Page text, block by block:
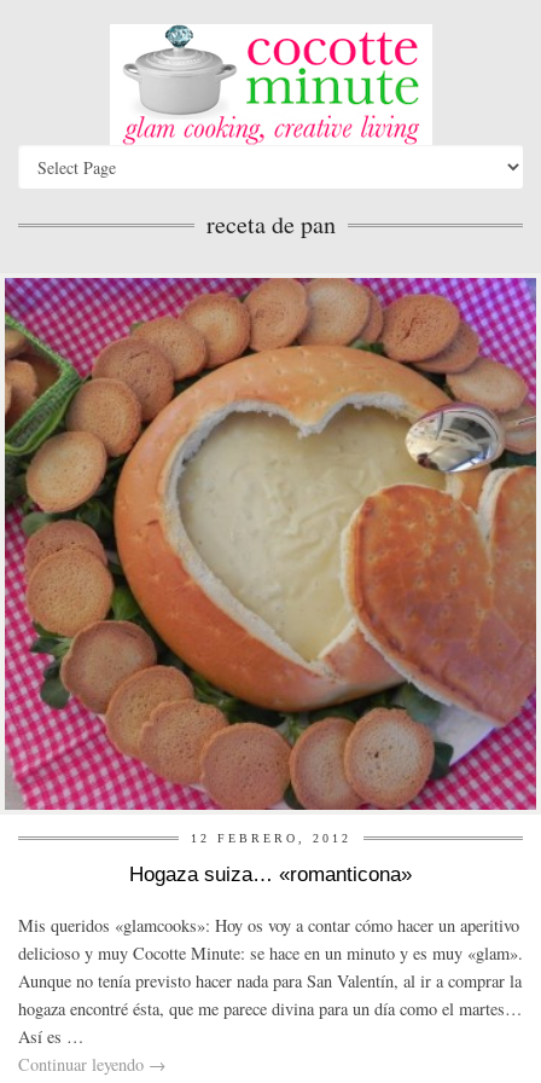
receta de pan
12 FEBRERO, 2012
Hogaza suiza… «romanticona»
Mis queridos «glamcooks»: Hoy os voy a contar cómo hacer un aperitivo
delicioso y muy Cocotte Minute: se hace en un minuto y es muy «glam».
Aunque no tenía previsto hacer nada para San Valentín, al ir a comprar la
hogaza encontré ésta, que me parece divina para un día como el martes…
Así es …
Continuar leyendo →